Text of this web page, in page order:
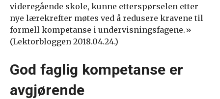
videregående skole, kunne etterspørselen etter
nye lærekrefter møtes ved å redusere kravene til
formell kompetanse i undervisningsfagene.»
(Lektorbloggen 2018.04.24.)
God faglig kompetanse er
avgjørende